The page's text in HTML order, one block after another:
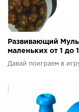
Развивающий
маленьких от 1
M&M&#39;s
Давай поиграем в